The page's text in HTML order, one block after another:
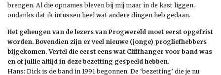
brengen. Al die opnames bleven bij mij maar in de kast liggen,
ondanks dat ik intussen heel wat andere dingen heb gedaan.
Het geheugen van de lezers van Progwereld moet eerst opgefrist
worden. Bovendien zijn er veel nieuwe (jonge) progliefhebbers
bijgekomen. Vertel die eerst eens wat Cliffhanger voor band was
en of jullie altijd in deze bezetting gespeeld hebben.
Hans: Dick is de band in 1991 begonnen. De ‘bezetting’ die je nu